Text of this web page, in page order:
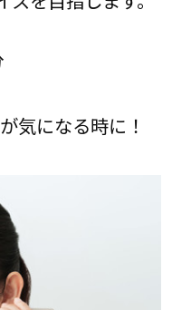
気になる時に！